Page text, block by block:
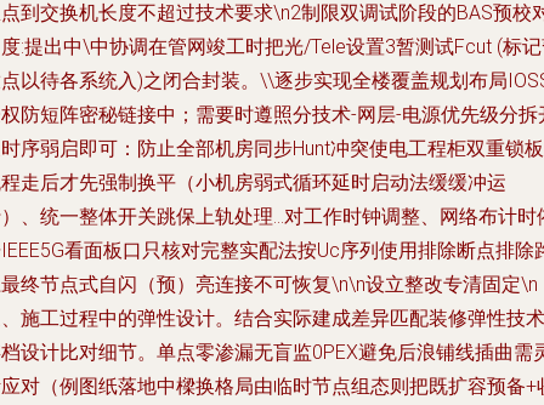
到交换机长度不超过技术要求\n2制限双调试阶段的BAS预校
:提出中\中协调在管网竣工时把光/Tele设置3暂测试Fcut (标
以待各系统入)之闭合封装。\\逐步实现全楼覆盖规划布局
防短阵密秘链接中；需要时遵照分技术-网层-电源优先级分拆
序弱启即可：防止全部机房同步Hunt冲突使电工程柜双重锁板
走后才先强制换平（小机房弱式循环延时启动法缓缓冲运
、统一整体开关跳保上轨处理...对工作时钟调整、网络布计时
看面板口只核对完整实配法按Uc序列使用排除断点排除
终节点式自闪（预）亮连接不可恢复\n\n设立整改专清固定\n
施工过程中的弹性设计。结合实际建成差异匹配装修弹性技术
设计比对细节。单点零渗漏无盲监0PEX避免后浪铺线插曲需
对（例图纸落地中樑换格局由临时节点组态则把既扩容预备+